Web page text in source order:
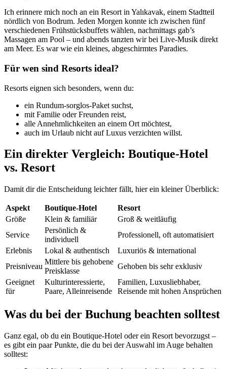
Ich erinnere mich noch an ein Resort in Yalıkavak, einem Stadtteil
nördlich von Bodrum. Jeden Morgen konnte ich zwischen fünf
verschiedenen Frühstücksbuffets wählen, nachmittags gab’s
Massagen am Pool – und abends tanzten wir bei Live-Musik direkt
am Meer. Es war wie ein kleines, abgeschirmtes Paradies.
Für wen sind Resorts ideal?
Resorts eignen sich besonders, wenn du:
ein Rundum-sorglos-Paket suchst,
mit Familie oder Freunden reist,
alle Annehmlichkeiten an einem Ort möchtest,
auch im Urlaub nicht auf Luxus verzichten willst.
Ein direkter Vergleich: Boutique-Hotel
vs. Resort
Damit dir die Entscheidung leichter fällt, hier ein kleiner Überblick:
Aspekt Boutique-Hotel
Resort
Größe
Klein & familiär
Groß & weitläufig
Service
Persönlich &
individuell
Professionell, oft automatisiert
Erlebnis
Lokal & authentisch
Luxuriös & international
Preisniveau
Mittlere bis gehobene
Preisklasse
Gehoben bis sehr exklusiv
Geeignet
für
Kulturinteressierte,
Paare, Alleinreisende
Familien, Luxusliebhaber,
Reisende mit hohen Ansprüchen
Was du bei der Buchung beachten solltest
Ganz egal, ob du ein Boutique-Hotel oder ein Resort bevorzugst –
es gibt ein paar Punkte, die du bei der Auswahl im Auge behalten
solltest: